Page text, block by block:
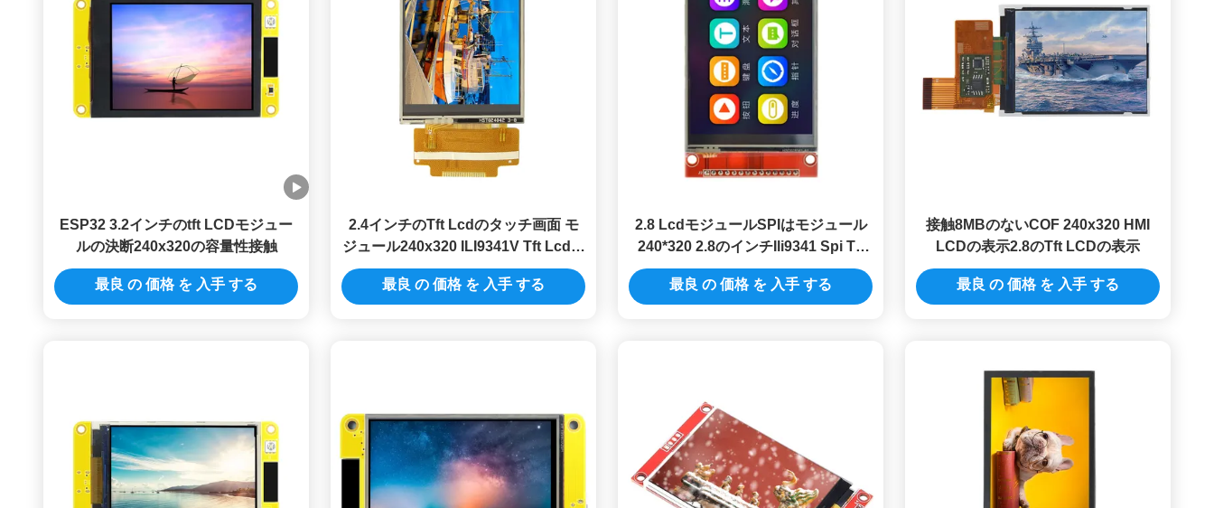
ESP32 3.2インチのtft LCDモジュー
ルの決断240x320の容量性接触
最良 の 価格 を 入手 する
2.4インチのTft Lcdのタッチ画面 モ
ジュール240x320 ILI9341V Tft Lcdの
パネルSPI LCD TFTモジュール
最良 の 価格 を 入手 する
2.8 LcdモジュールSPIはモジュール
240*320 2.8のインチIli9341 Spi Tft
LCDの表示を表示する
最良 の 価格 を 入手 する
接触8MBのないCOF 240x320 HMI
LCDの表示2.8のTft LCDの表示
最良 の 価格 を 入手 する